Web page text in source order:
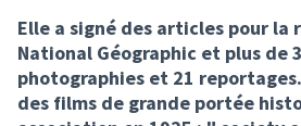
Elle a signé des articles pour la
National Géographic et plus de
photographies et 21
des films de grande portée